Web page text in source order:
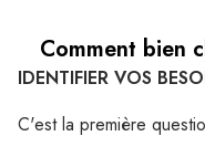
Comment bien
IDENTIFIER VOS
C'est la première